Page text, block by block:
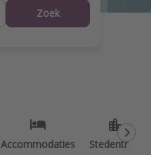
Zoek
Accommodaties Stedentrips